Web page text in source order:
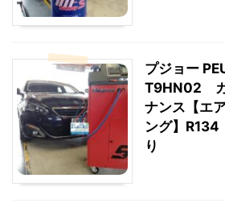
プジョー
T9HN02 カ
ナンス【エ
ング】
り